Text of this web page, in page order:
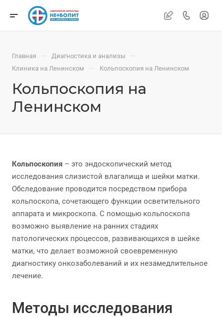
Главная — Диагностика и анализы —
Клиника на Ленинском — Кольпоскопия на Ленинском
Кольпоскопия на
Ленинском
Кольпоскопия – это эндоскопический метод
исследования слизистой влагалища и шейки матки.
Обследование проводится посредством прибора
кольпоскопа, сочетающего функции осветительного
аппарата и микроскопа. С помощью кольпоскопа
возможно выявление на ранних стадиях
патологических процессов, развивающихся в шейке
матки, что делает возможной своевременную
диагностику онкозаболеваний и их незамедлительное
лечение.
Методы исследования